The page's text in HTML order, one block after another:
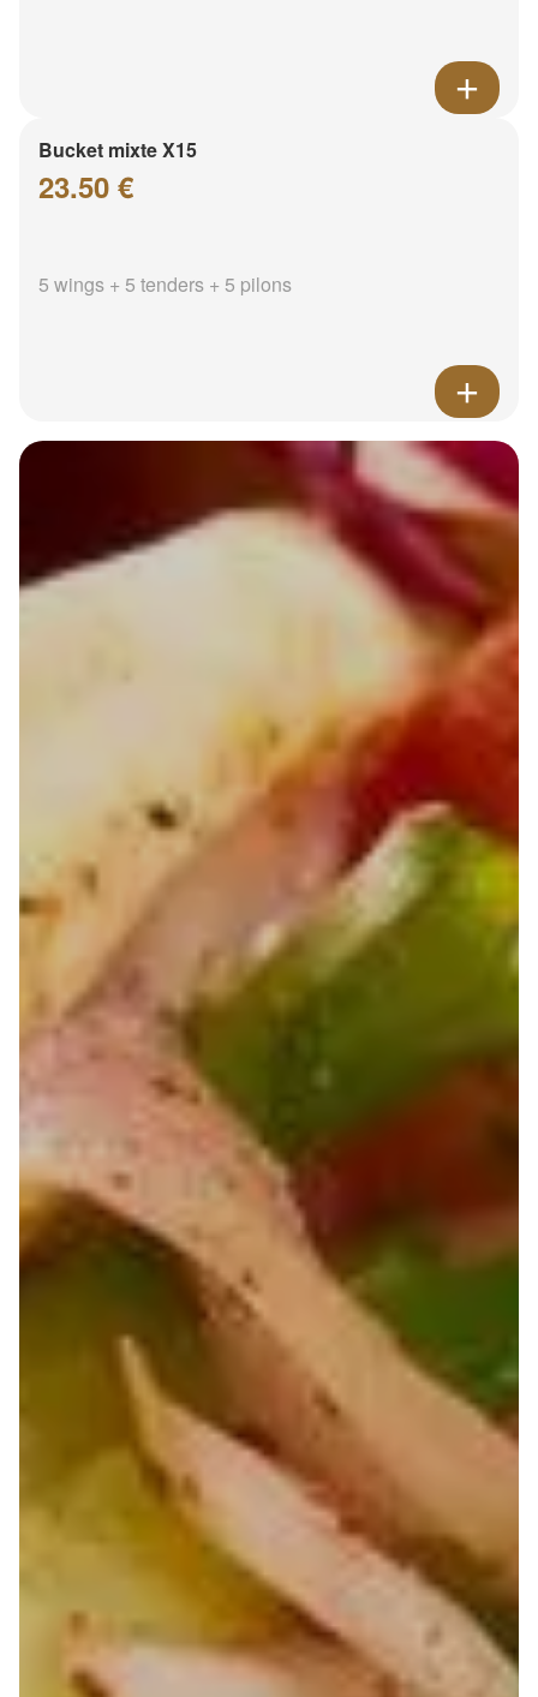
Bucket mixte X15
23.50 €
5 wings + 5 tenders + 5 pilons